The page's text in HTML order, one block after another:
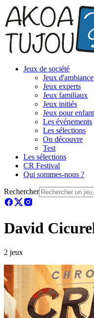
Jeux de société
Jeux d'ambiance
Jeux experts
Jeux familiaux
Jeux initiés
Jeux pour
Les événements
Les sélections
On découvre
Test
Les sélections
CR Festival
Qui sommes-nous ?
Rechercher
David
2 jeux